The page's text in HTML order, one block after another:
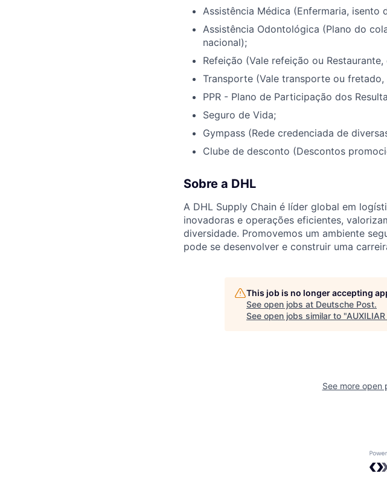
Assistência Médica (Enfermaria, isento
Assistência Odontológica (Plano do
nacional);
Refeição (Vale refeição ou
Transporte (Vale transporte ou
PPR - Plano de Participação dos
Seguro de Vida;
Gympass (Rede credenciada de
Clube de desconto (Descontos
Sobre a DHL
A DHL Supply Chain é líder global em
inovadoras e operações eficientes,
diversidade. Promovemos um ambiente
pode se desenvolver e construir uma
This job is no longer accepting
See open jobs at Deutsche Post.
See open jobs similar to "
See more open